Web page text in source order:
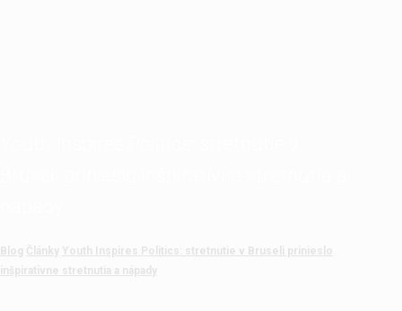
Blog Články Youth Inspires Politics: stretnutie v Bruseli prinieslo
inšpiratívne stretnutia a nápady